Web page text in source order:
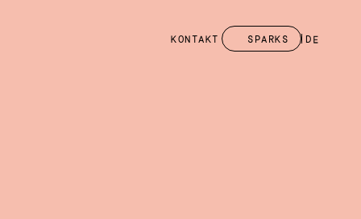
KONTAKT SPARKS DE